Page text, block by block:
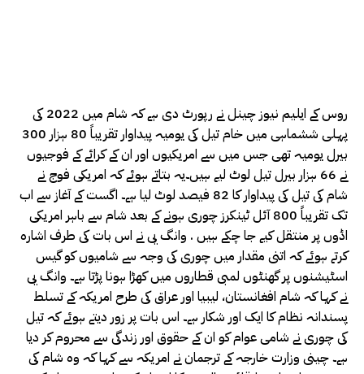
روس کے ایلیم نیوز چینل نے رپورٹ دی ہے کہ شام میں 2022 کی
پہلی ششماہی میں خام تیل کی یومیہ پیداوار تقریباً 80 ہزار 300
بیرل یومیہ تھی جس میں سے امریکیوں اور ان کے کرائے کے فوجیوں
نے 66 ہزار بیرل تیل لوٹ لیے ہیں۔یہ بتاتے ہوئے کہ امریکی فوج نے
شام کی تیل کی پیداوار کا 82 فیصد لوٹ لیا ہے۔ اگست کے آغاز سے اب
تک تقریباً 800 آئل ٹینکرز چوری ہونے کے بعد شام سے باہر امریکی
اڈوں پر منتقل کیے جا چکے ہیں . وانگ یی نے اس بات کی طرف اشارہ
کرتے ہوئے کہ اتنی مقدار میں چوری کی وجہ سے شامیوں کو گیس
اسٹیشنوں پر گھنٹوں لمبی قطاروں میں کھڑا ہونا پڑتا ہے۔ وانگ یی
نے کہا کہ شام افغانستان، لیبیا اور عراق کی طرح امریکہ کے تسلط
پسندانہ نظام کا ایک اور شکار ہے۔ اس بات پر زور دیتے ہوئے کہ تیل
کی چوری نے شامی عوام کو ان کے حقوق اور زندگی سے محروم کر دیا
ہے۔ چینی وزارت خارجہ کے ترجمان نے امریکہ سے کہا کہ وہ شام کی